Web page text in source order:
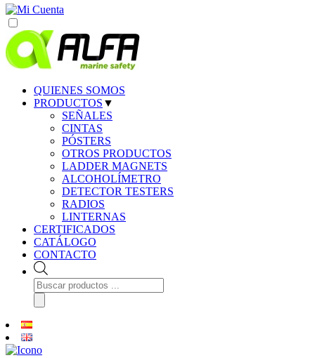
QUIENES SOMOS
PRODUCTOS ▼
SEÑALES
CINTAS
PÓSTERS
OTROS PRODUCTOS
LADDER MAGNETS
ALCOHOLÍMETRO
DETECTOR TESTERS
RADIOS
LINTERNAS
CERTIFICADOS
CATÁLOGO
CONTACTO
Búsqueda
de
productos